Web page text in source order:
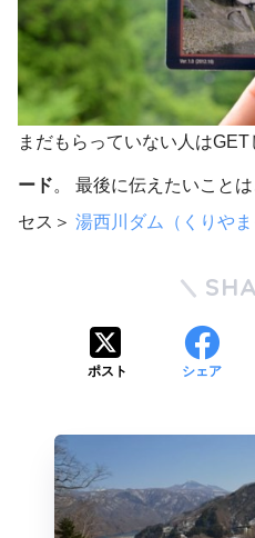
まだもらっていない人はGET
ード。 最後に伝えたいこと
セス＞ 湯西川ダム（くりやま
ポスト シェア